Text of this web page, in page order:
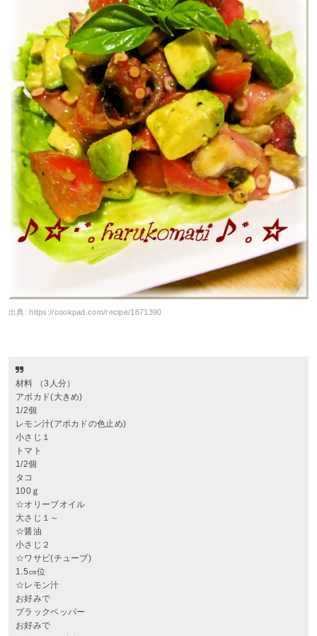
出典:https://cookpad.com/recipe/1871390
材料 （3人分）
アボカド(大きめ)
1/2個
レモン汁(アボカドの色止め)
小さじ１
トマト
1/2個
タコ
100ｇ
☆オリーブオイル
大さじ１～
☆醤油
小さじ２
☆ワサビ(チューブ)
1.5㎝位
☆レモン汁
お好みで
ブラックペッパー
お好みで